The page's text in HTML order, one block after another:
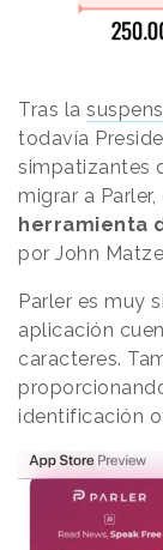
Tras la
todavía
simpatizantes
migrar a
herramienta
por John
Parler es muy
aplicación
caracteres.
identificación